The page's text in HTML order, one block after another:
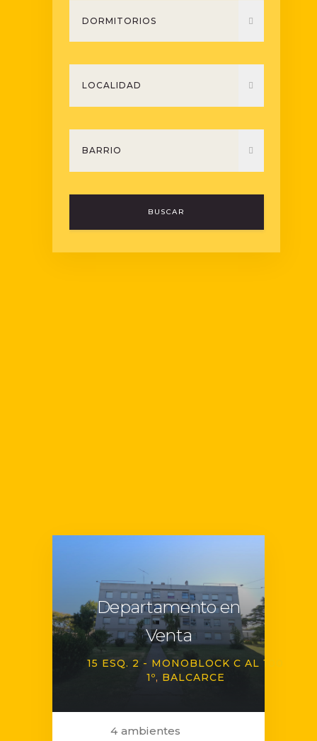
BUSCAR
Departamento en
Venta
15 ESQ. 2 - MONOBLOCK C AL 100
1º
BALCARCE
4 ambientes